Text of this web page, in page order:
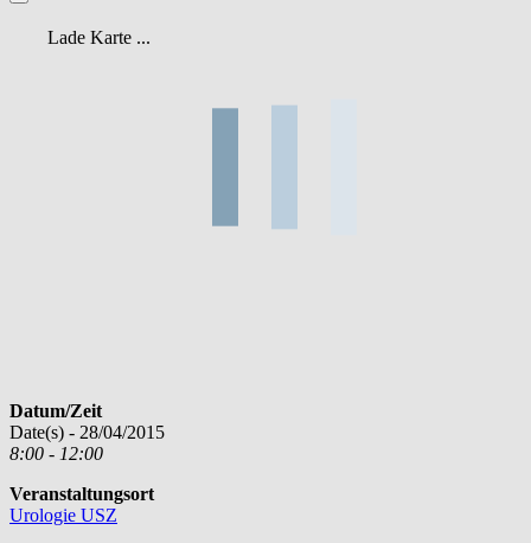
Lade Karte ...
Datum/Zeit
Date(s) - 28/04/2015
8:00 - 12:00
Veranstaltungsort
Urologie USZ